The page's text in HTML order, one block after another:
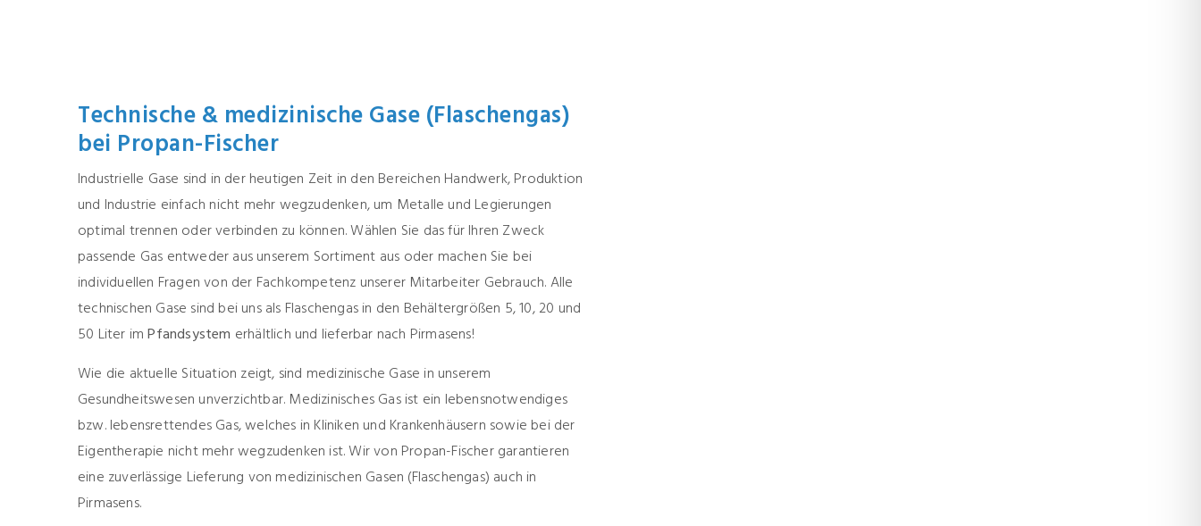
Technische & medizinische Gase (Flaschengas)
bei Propan-Fischer
Industrielle Gase sind in der heutigen Zeit in den Bereichen Handwerk, Produktion
und Industrie einfach nicht mehr wegzudenken, um Metalle und Legierungen
optimal trennen oder verbinden zu können. Wählen Sie das für Ihren Zweck
passende Gas entweder aus unserem Sortiment aus oder machen Sie bei
individuellen Fragen von der Fachkompetenz unserer Mitarbeiter Gebrauch. Alle
technischen Gase sind bei uns als Flaschengas in den Behältergrößen 5, 10, 20 und
50 Liter imPfandsystem erhältlich und lieferbar nach Pirmasens!
Wie die aktuelle Situation zeigt, sind medizinische Gase in unserem
Gesundheitswesen unverzichtbar. Medizinisches Gas ist ein lebensnotwendiges
bzw. lebensrettendes Gas, welches in Kliniken und Krankenhäusern sowie bei der
Eigentherapie nicht mehr wegzudenken ist. Wir von Propan-Fischer garantieren
eine zuverlässige Lieferung von medizinischen Gasen (Flaschengas) auch in
Pirmasens.